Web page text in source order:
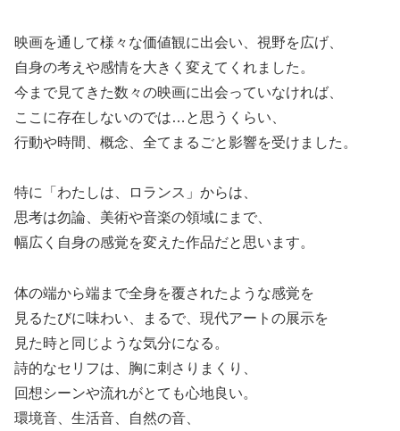
映画を通して様々な価値観に出会い、視野を広げ、
自身の考えや感情を大きく変えてくれました。
今まで見てきた数々の映画に出会っていなければ、
ここに存在しないのでは…と思うくらい、
行動や時間、概念、全てまるごと影響を受けました。
特に「わたしは、ロランス」からは、
思考は勿論、美術や音楽の領域にまで、
幅広く自身の感覚を変えた作品だと思います。
体の端から端まで全身を覆されたような感覚を
見るたびに味わい、まるで、現代アートの展示を
見た時と同じような気分になる。
詩的なセリフは、胸に刺さりまくり、
回想シーンや流れがとても心地良い。
環境音、生活音、自然の音、